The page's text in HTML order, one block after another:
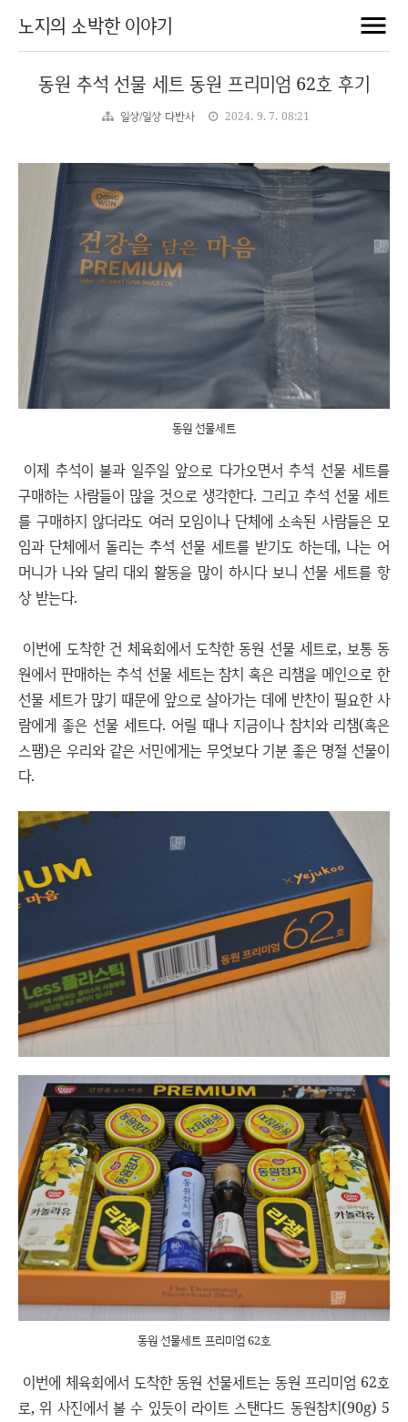
노지의 소박한 이야기
동원 추석 선물 세트 동원 프리미엄 62호 후기
일상/일상 다반사 2024. 9. 7. 08:21
동원 선물세트
이제 추석이 불과 일주일 앞으로 다가오면서 추석 선물 세트를
구매하는 사람들이 많을 것으로 생각한다. 그리고 추석 선물 세트
를 구매하지 않더라도 여러 모임이나 단체에 소속된 사람들은 모
임과 단체에서 돌리는 추석 선물 세트를 받기도 하는데, 나는 어
머니가 나와 달리 대외 활동을 많이 하시다 보니 선물 세트를 항
상 받는다.
이번에 도착한 건 체육회에서 도착한 동원 선물 세트로, 보통 동
원에서 판매하는 추석 선물 세트는 참치 혹은 리챔을 메인으로 한
선물 세트가 많기 때문에 앞으로 살아가는 데에 반찬이 필요한 사
람에게 좋은 선물 세트다. 어릴 때나 지금이나 참치와 리챔(혹은
스팸)은 우리와 같은 서민에게는 무엇보다 기분 좋은 명절 선물이
다.
동원 선물세트 프리미엄 62호
이번에 체육회에서 도착한 동원 선물세트는 동원 프리미엄 62호
로, 위 사진에서 볼 수 있듯이 라이트 스탠다드 동원참치(90g) 5